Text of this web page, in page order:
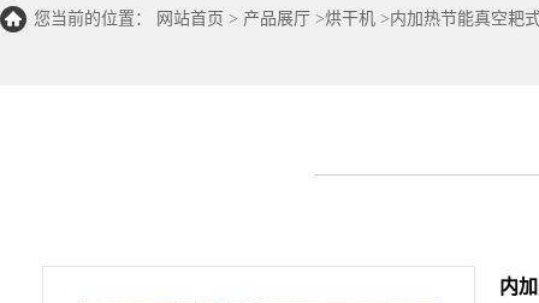
您当前的位置： 网站首页 > 产品展厅 >烘干机 >内加热节能真空耙
内